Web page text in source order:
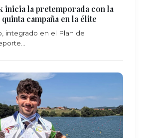
inicia la pretemporada con la
campaña en la élite
integrado en el Plan de